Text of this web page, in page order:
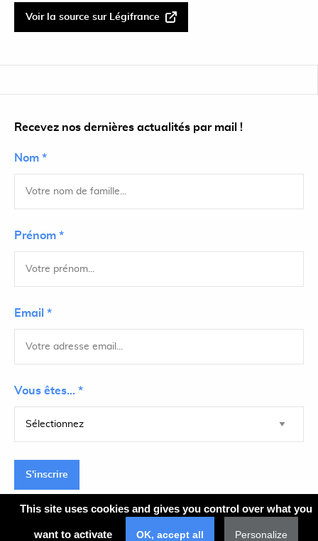
Voir la source sur Légifrance
Recevez nos dernières actualités par mail !
Nom *
Prénom *
Email *
Vous êtes... *
S'inscrire
This site uses cookies and gives you control over what you
want to activate OK, accept all Personalize